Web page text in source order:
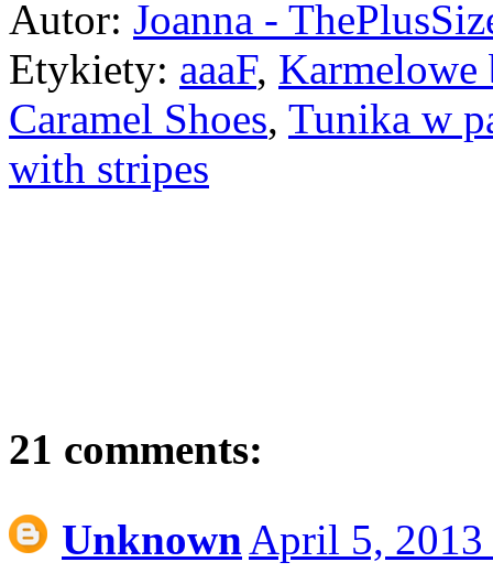
Autor: Joanna -
Etykiety: aaaF, Karmelowe
Caramel Shoes, Tunika w
with stripes
21 comments:
UnknownApril 5,